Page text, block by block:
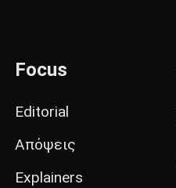
Focus
Editorial
Απόψεις
Explainers